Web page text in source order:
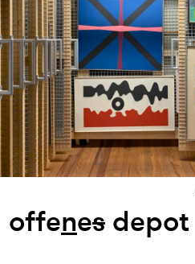
offenesdepot